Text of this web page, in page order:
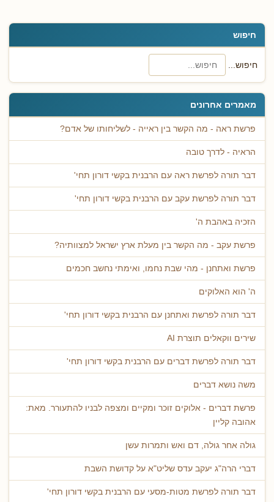
חיפוש
חיפוש...
מאמרים אחרונים
פרשת ראה - מה הקשר בין ראייה - לשליחותו של אדם?
הראיה - לדרך טובה
דבר תורה לפרשת ראה עם הרבנית בקשי דורון תחי'
דבר תורה לפרשת עקב עם הרבנית בקשי דורון תחי'
הזכיה באהבת ה'
פרשת עקב - מה הקשר בין מעלת ארץ ישראל למצוותיה?
פרשת ואתחנן - מהי שבת נחמו, ואימתי נחשב חכמים
ה' הוא האלוקים
דבר תורה לפרשת ואתחנן עם הרבנית בקשי דורון תחי'
שירים ווקאלים תוצרת AI
דבר תורה לפרשת דברים עם הרבנית בקשי דורון תחי'
משה נושא דברים
פרשת דברים - אלוקים זוכר ומקיים ומצפה לבניו להתעורר. מאת:
אהובה קליין
גולה אחר גולה, דם ואש ותמרות עשן
דברי הרה"ג יעקב עדס שליט"א על קדושת השבת
דבר תורה לפרשת מטות-מסעי עם הרבנית בקשי דורון תחי'